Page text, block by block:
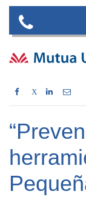
X